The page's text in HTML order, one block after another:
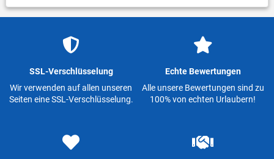
SSL-Verschlüsselung
Wir verwenden auf allen unseren
Seiten eine SSL-Verschlüsselung.
Echte Bewertungen
Alle unsere Bewertungen sind zu
100% von echten Urlaubern!